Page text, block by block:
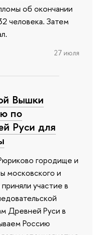
об окончании
человека. Затем
27 июля
Вышки
по
Руси для
городище и
московского и
участие в
Древней Руси в
Россию